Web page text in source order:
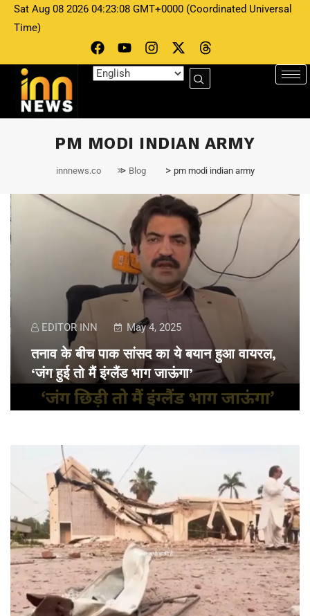
Sat Aug 08 2026 04:23:08 GMT+0000 (Coordinated Universal
Time)
PM MODI INDIAN ARMY
innnews.co > Blog > pm modi indian army
EDITOR INN May 4, 2025
तनाव के बीच पाक सांसद का ये बयान हुआ वायरल,
‘जंग हुई तो मैं इंग्लैंड भाग जाऊंगा’